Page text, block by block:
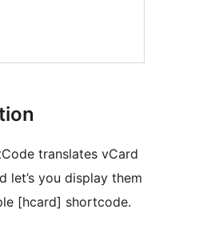
translates vCard
let’s you display them
[hcard] shortcode.